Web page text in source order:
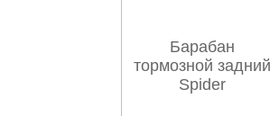
Барабан
тормозной задний
Spider